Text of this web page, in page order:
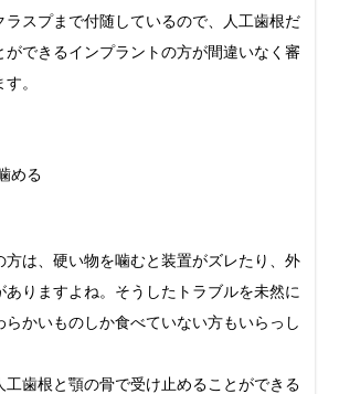
ラスプまで付随しているので、人工歯根だ
ができるインプラントの方が間違いなく審
。
める
方は、硬い物を噛むと装置がズレたり、外
ありますよね。そうしたトラブルを未然に
らかいものしか食べていない方もいらっし
工歯根と顎の骨で受け止めることができる